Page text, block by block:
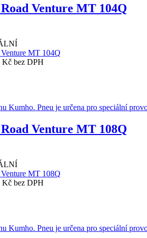
Venture MT 104Q
Kč bez DPH
Kumho. Pneu je určena pro speciální
Venture MT 108Q
Kč bez DPH
Kumho. Pneu je určena pro speciální